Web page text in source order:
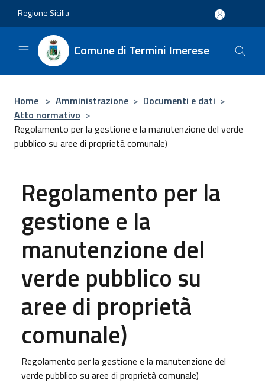
Regione Sicilia
Comune di Termini Imerese
Home > Amministrazione > Documenti e dati >
Atto normativo >
Regolamento per la gestione e la manutenzione del verde
pubblico su aree di proprietà comunale)
Regolamento per la
gestione e la
manutenzione del
verde pubblico su
aree di proprietà
comunale)
Regolamento per la gestione e la manutenzione del
verde pubblico su aree di proprietà comunale)